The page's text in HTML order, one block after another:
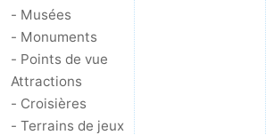
- Musées
- Monuments
- Points de vue
Attractions
- Croisières
- Terrains de jeux